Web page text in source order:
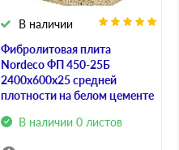
Фибролитовая плита
Nordeco ФП 450-25Б
2400х600х25 средней
плотности на белом цементе
В наличии 0 листов
В наличии